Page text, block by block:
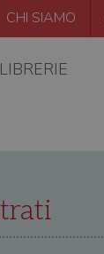
CHI SIAMO
LIBRERIE